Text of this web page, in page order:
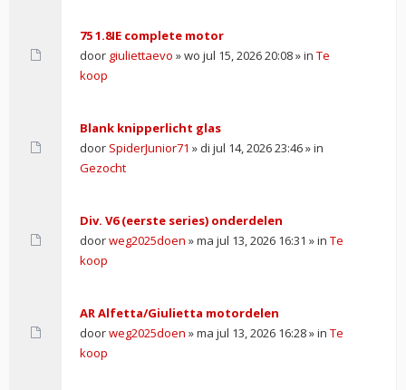
75 1.8IE complete motor
door giuliettaevo » wo jul 15, 2026 20:08 » in Te
koop
Blank knipperlicht glas
door SpiderJunior71 » di jul 14, 2026 23:46 » in
Gezocht
Div. V6 (eerste series) onderdelen
doorweg2025doen » ma jul 13, 2026 16:31 » in Te
koop
AR Alfetta/Giulietta motordelen
doorweg2025doen » ma jul 13, 2026 16:28 » in Te
koop